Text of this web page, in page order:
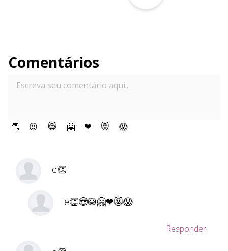
Comentários
👏 😍 😹 🤗 ❤ 😻 😱
e👏
e👏😍😹🤗❤😻😱
Responder